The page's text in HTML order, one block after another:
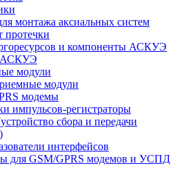
монтажа аксиальных систем
протечки
и компоненты АСКУЭ
АСКУЭ
модули
модули
модемы
импульсов-регистраторы
сбора и передачи
интерфейсов
для GSM/GPRS модемов и УСПД